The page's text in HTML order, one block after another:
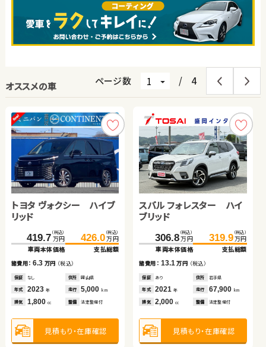
オススメの車 ページ数 / 4
トヨタ ヴォクシー ハイブ
リッド
419.7 （税込）
万円
車両本体価格
426.0 （税込）
万円
支払総額
諸費用：6.3 万円 （税込）
保証 なし 住所 岡山県
年式 2023 年 走行 5,000 km
排気 1,800 cc 整備 法定整備付
見積もり・在庫確認
スバル フォレスター ハイ
ブリッド
306.8 （税込）
万円
車両本体価格
319.9 （税込）
万円
支払総額
諸費用： 13.1万円 （税込）
保証 あり 住所 岩手県
年式 2021年 走行 67,900 km
排気 2,000cc 整備 法定整備付
見積もり・在庫確認
スズキ ジムニー
163.8 （税込）
万円
車両本体価格
172.6 （税込）
万円
支払総額
諸費用：8.8 万円 （税込）
保証 あり 住所 鹿児島県
年式 2020 年 走行 46,300km
排気 660cc 整備 法定整備付
見積もり・在庫確認
ホンダ フリード ハイブリ
ッド
55.0 （税込）
万円
車両本体価格
69.9 （税込）
万円
支払総額
諸費用： 14.9万円 （税込）
保証 あり 住所 京都府
年式 2013年 走行 90,200 km
排気 1,500cc 整備 法定整備付
見積もり・在庫確認
スズキ ジムニー
239.7 （税込）
万円
車両本体価格
245.4 （税込）
万円
支払総額
諸費用：5.7 万円 （税込）
保証 なし 住所 岡山県
年式 2020 年 走行 23,300km
排気 660cc 整備 法定整備付
見積もり・在庫確認
スズキ アルト ＨＢ
36.2 （税込）
万円
車両本体価格
43.6 （税込）
万円
支払総額
諸費用： 7.4万円（税込）
保証 あり 住所 埼玉県
年式 2016年 走行 77,600 km
排気 660cc 整備 法定整備付
見積もり・在庫確認
ダイハツ タント
155.0 （税込）
万円
車両本体価格
162.2 （税込）
万円
支払総額
諸費用：7.2 万円 （税込）
保証 あり 住所 愛知県
年式 2022 年 走行 26,400km
排気 660cc 整備 法定整備付
見積もり・在庫確認
ホンダ フリードスパイク
ハイブリッド
72.0 （税込）
万円
車両本体価格
93.5 （税込）
万円
支払総額
諸費用： 21.5万円 （税込）
保証 あり 住所 埼玉県
年式 2013年 走行 25,300 km
排気 1,500cc 整備 法定整備付
見積もり・在庫確認